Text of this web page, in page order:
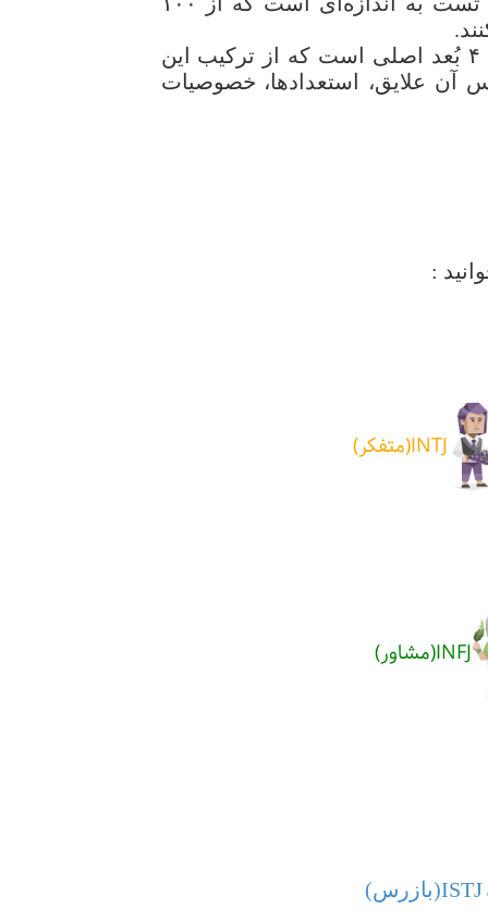
آزمون MBTI که با عنوان آزمون شخصیت شناسی مایرز-بریگز نیز شناخته می‌شود، دارای ۴ بُعد اصلی است که از ترکیب این
آن علایق، استعدادها، خصوصیات
:
INTJ(متفکر)
INFJ(مشاور)
​ISTJ(بازرس)